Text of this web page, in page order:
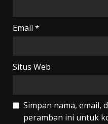
Email *
Situs Web
Simpan nama, email,
peramban ini untuk